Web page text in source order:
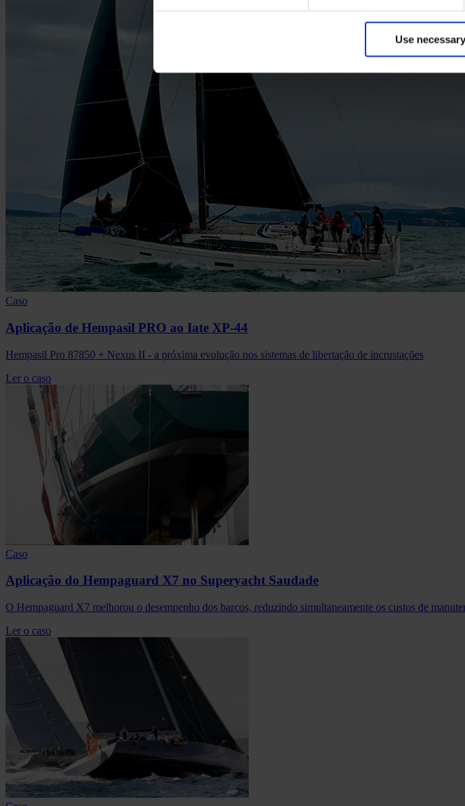
Use
Caso
Aplicação de Hempasil PRO ao Iate XP-44
Hempasil Pro 87850 + Nexus II - a próxima evolução nos sistemas de libertação de incrustações
Ler o caso
Caso
Aplicação do Hempaguard X7 no Superyacht Saudade
O Hempaguard X7 melhorou o desempenho dos barcos, reduzindo simultaneamente os custos de
Ler o caso